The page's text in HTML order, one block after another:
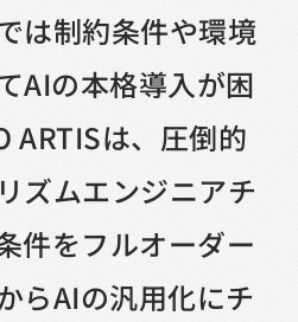
は制約条件や環境
AIの本格導入が困
ARTISは、圧倒的
ズムエンジニアチ
件をフルオーダー
らAIの汎用化にチ